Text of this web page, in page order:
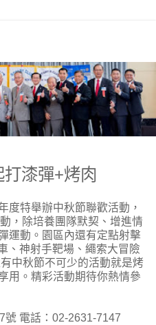
漆彈+烤肉
度特舉辦中秋節聯歡活動，
，除培養團隊默契、增進情
運動。園區內還有定點射擊
、神射手靶場、繩索大冒險
中秋節不可少的活動就是烤
用。精彩活動期待你熱情參
號 電話：02-2631-7147